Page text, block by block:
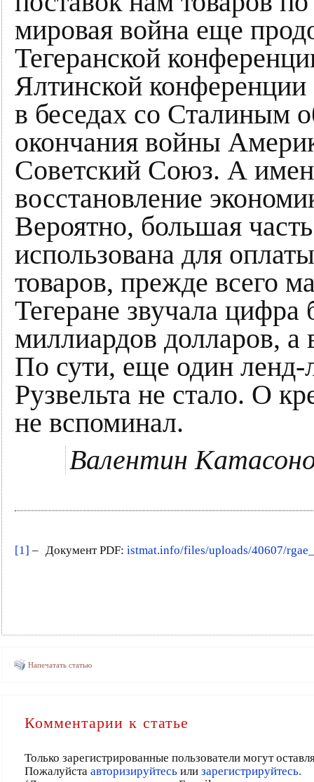
мировая война еще
Тегеранской
Ялтинской
в беседах со Сталиным
окончания войны
Советский Союз. А
восстановление
Вероятно, большая
использована для
товаров, прежде всего
Тегеране звучала цифра
миллиардов долларов,
По сути, еще один ленд-
Рузвельта не стало. О
не вспоминал.
Валентин
[1] – Документ PDF: istmat.info/files/uploads/40607/
Напечатать статью
Комментарии к статье
Только зарегистрированные пользователи могут
Пожалуйста авторизируйтесьили зарегистрируйтесь.